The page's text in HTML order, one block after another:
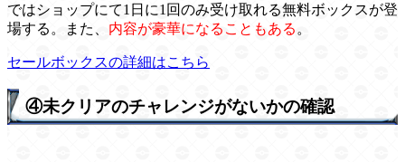
ではショップにて1日に1回のみ受け取れる無料ボックスが登
場する。また、 内容が豪華になることもある 。
セールボックスの詳細はこちら
④未クリアのチャレンジがないかの確認